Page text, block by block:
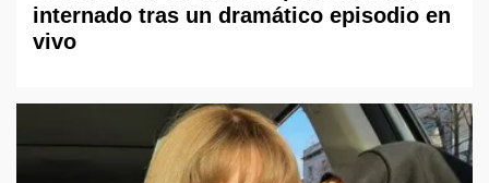
internado tras un dramático episodio en
vivo